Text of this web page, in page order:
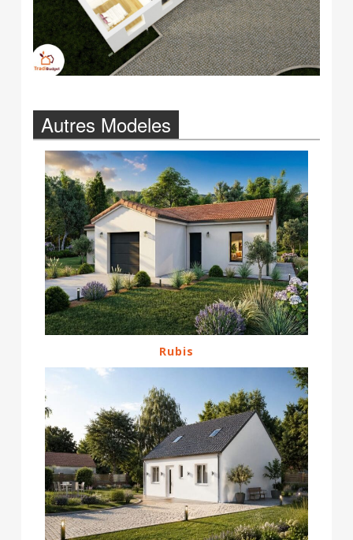
Autres Modeles
Rubis